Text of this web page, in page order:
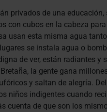
privados de una
con cubos en la cabeza
usan esta misma agua
se instala agua o
de ver, están radiantes y
la gente gana
y saltan de alegría.
niños indigentes cuando
cuenta de que son los